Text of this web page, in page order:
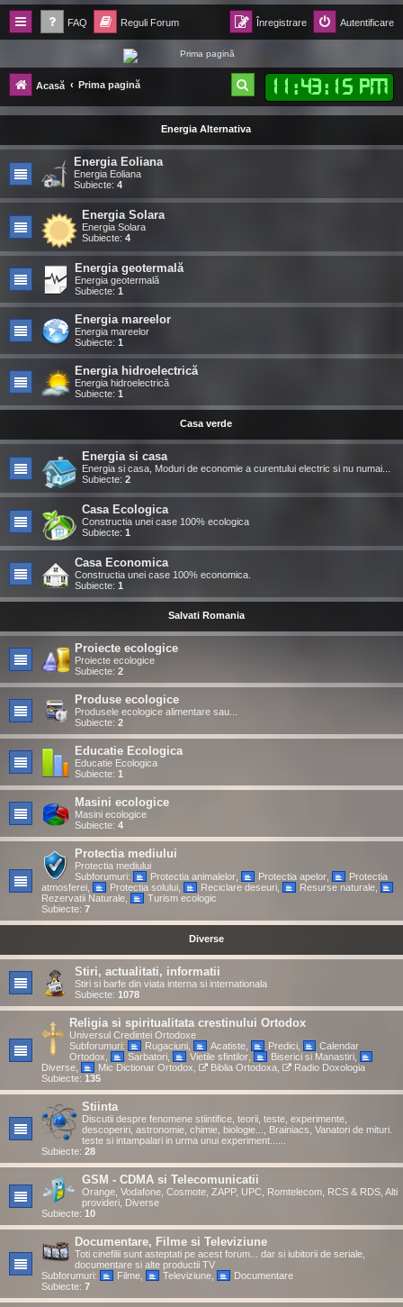
FAQ Reguli Forum Autentificare
Înregistrare
Forum Ecolomania™®
-= Idei pentru viitor =-
Acasă Prima pagină 11 :43: 16 PM
ă
r
Energia Alternativa
Energia Eoliana
Energia Eoliana
Subiecte: 4
Energia Solara
Energia Solara
Subiecte: 4
Energia geotermală
Energia geotermală
Subiecte: 1
Energia mareelor
Energia mareelor
Subiecte: 1
Energia hidroelectrică
Energia hidroelectrică
Subiecte: 1
Casa verde
Energia si casa
Energia si casa, Moduri de economie a curentului electric si nu numai...
Subiecte: 2
Casa Ecologica
Constructia unei case 100% ecologica
Subiecte: 1
Casa Economica
Constructia unei case 100% economica.
Subiecte: 1
Salvati Romania
Proiecte ecologice
Proiecte ecologice
Subiecte: 2
Produse ecologice
Produsele ecologice alimentare sau...
Subiecte: 2
Educatie Ecologica
Educatie Ecologica
Subiecte: 1
Masini ecologice
Masini ecologice
Subiecte: 4
Protectia mediului
Protectia mediului
Subforumuri:
Protectia animalelor, Protectia apelor,
Protectia
atmosferei
Protectia solului, Reciclare deseuri, Resurse naturale,
Rezervatii Naturale
Turism ecologic
Subiecte: 7
Diverse
Stiri, actualitati, informatii
Stiri si barfe din viata interna si internationala
Subiecte: 1078
Religia si spiritualitata crestinului Ortodox
Universul Credintei Ortodoxe
Subforumuri:
Rugaciuni, Acatiste, Predici,
Calendar
Ortodox
Sarbatori, Vietile sfintilor, Biserici si Manastiri,
Diverse
Mic Dictionar Ortodox Biblia Ortodoxa,
Radio Doxologia
Subiecte: 135
Stiinta
Discutii despre fenomene stiintifice, teorii, teste, experimente,
descoperiri, astronomie, chimie, biologie..., Brainiacs, Vanatori de mituri.
teste si intampalari in urma unui experiment......
Subiecte: 28
GSM - CDMA si Telecomunicatii
Orange, Vodafone, Cosmote, ZAPP, UPC, Romtelecom, RCS & RDS, Alti
provideri, Diverse
Subiecte: 10
Documentare, Filme si Televiziune
Toti cinefilii sunt asteptati pe acest forum... dar si iubitorii de seriale,
documentare si alte productii TV
Subforumuri:
Filme, Televiziune,
Documentare
Subiecte: 7